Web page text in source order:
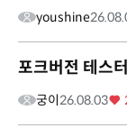
youshine
포크버전 테스
궁이26.08.03